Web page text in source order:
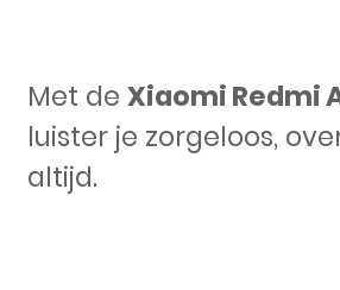
Met de Xiaomi Redmi
luister je zorgeloos,
altijd.